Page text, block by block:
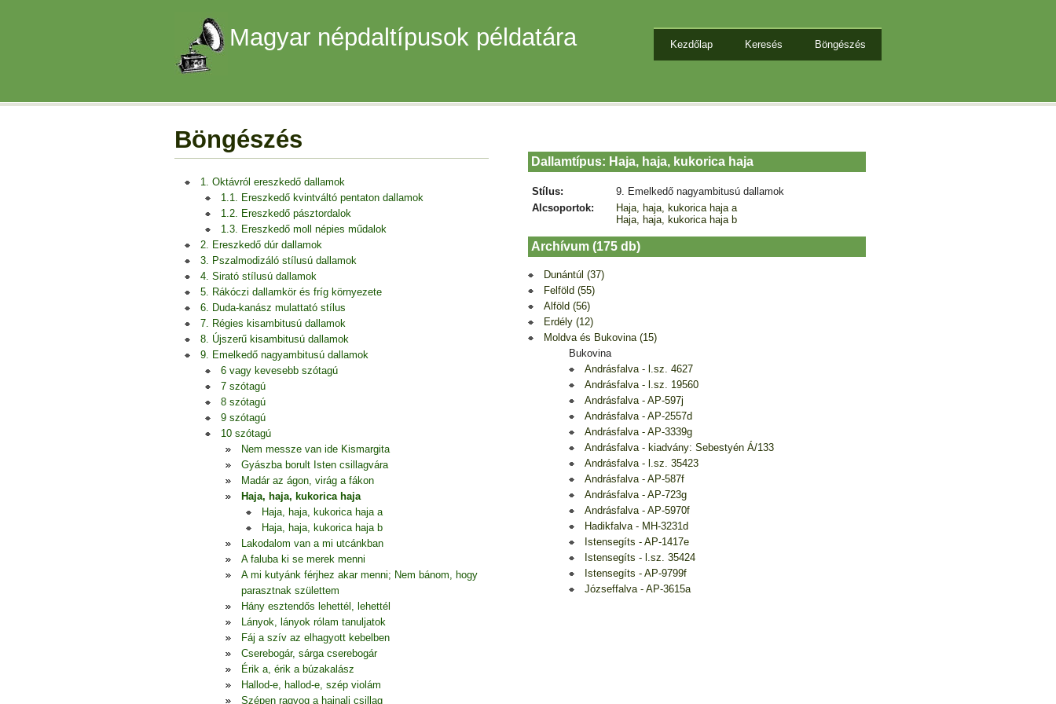
Magyar népdaltípusok példatára Kezdőlap Keresés Böngészés
Böngészés
1. Oktávról ereszkedő dallamok
1.1. Ereszkedő kvintváltó pentaton dallamok
1.2. Ereszkedő pásztordalok
1.3. Ereszkedő moll népies műdalok
2. Ereszkedő dúr dallamok
3. Pszalmodizáló stílusú dallamok
4. Sirató stílusú dallamok
5. Rákóczi dallamkör és fríg környezete
6. Duda-kanász mulattató stílus
7. Régies kisambitusú dallamok
8. Újszerű kisambitusú dallamok
9. Emelkedő nagyambitusú dallamok
6 vagy kevesebb szótagú
7 szótagú
8 szótagú
9 szótagú
10 szótagú
Nem messze van ide Kismargita
Gyászba borult Isten csillagvára
Madár az ágon, virág a fákon
Haja, haja, kukorica haja
Haja, haja, kukorica haja a
Haja, haja, kukorica haja b
Lakodalom van a mi utcánkban
A faluba ki se merek menni
A mi kutyánk férjhez akar menni; Nem bánom, hogy
parasztnak születtem
Hány esztendős lehettél, lehettél
Lányok, lányok rólam tanuljatok
Fáj a szív az elhagyott kebelben
Cserebogár, sárga cserebogár
Érik a, érik a búzakalász
Hallod-e, hallod-e, szép violám
Szépen ragyog a hajnali csillag
Dallamtípus: Haja, haja, kukorica haja
Stílus:
9. Emelkedő nagyambitusú dallamok
Alcsoportok:
Haja, haja, kukorica haja a
Haja, haja, kukorica haja b
Archívum (175 db)
Dunántúl (37)
Felföld (55)
Alföld (56)
Erdély (12)
Moldva és Bukovina (15)
Bukovina
Andrásfalva - l.sz. 4627
Andrásfalva - l.sz. 19560
Andrásfalva - AP-597j
Andrásfalva - AP-2557d
Andrásfalva - AP-3339g
Andrásfalva - kiadvány: Sebestyén Á/133
Andrásfalva - l.sz. 35423
Andrásfalva - AP-587f
Andrásfalva - AP-723g
Andrásfalva - AP-5970f
Hadikfalva - MH-3231d
Istensegíts - AP-1417e
Istensegíts - l.sz. 35424
Istensegíts - AP-9799f
Józseffalva - AP-3615a